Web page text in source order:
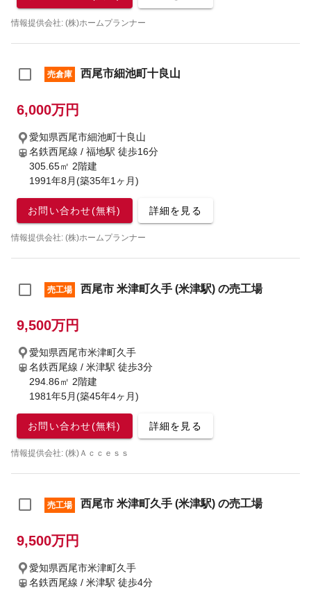
情報提供会社: (株)ホームプランナー
売倉庫 西尾市細池町十良山
6,000万円
愛知県西尾市細池町十良山
名鉄西尾線 / 福地駅 徒歩16分
305.65㎡ 2階建
1991年8月(築35年1ヶ月)
お問い合わせ(無料) 詳細を見る
情報提供会社: (株)ホームプランナー
売工場 西尾市 米津町久手 (米津駅) の売工場
9,500万円
愛知県西尾市米津町久手
名鉄西尾線 / 米津駅 徒歩3分
294.86㎡ 2階建
1981年5月(築45年4ヶ月)
お問い合わせ(無料) 詳細を見る
情報提供会社: (株)Ａｃｃｅｓｓ
売工場 西尾市 米津町久手 (米津駅) の売工場
9,500万円
愛知県西尾市米津町久手
名鉄西尾線 / 米津駅 徒歩4分